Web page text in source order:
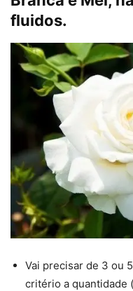
fluidos.
Vai precisar de 3 ou
critério a quantidade